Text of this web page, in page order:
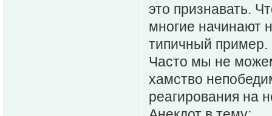
это признавать.
многие начинают
типичный пример.
Часто мы не
хамство
реагирования на